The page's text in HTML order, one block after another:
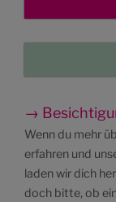
→
Wenn du mehr
erfahren und
laden wir dich
doch bitte, ob